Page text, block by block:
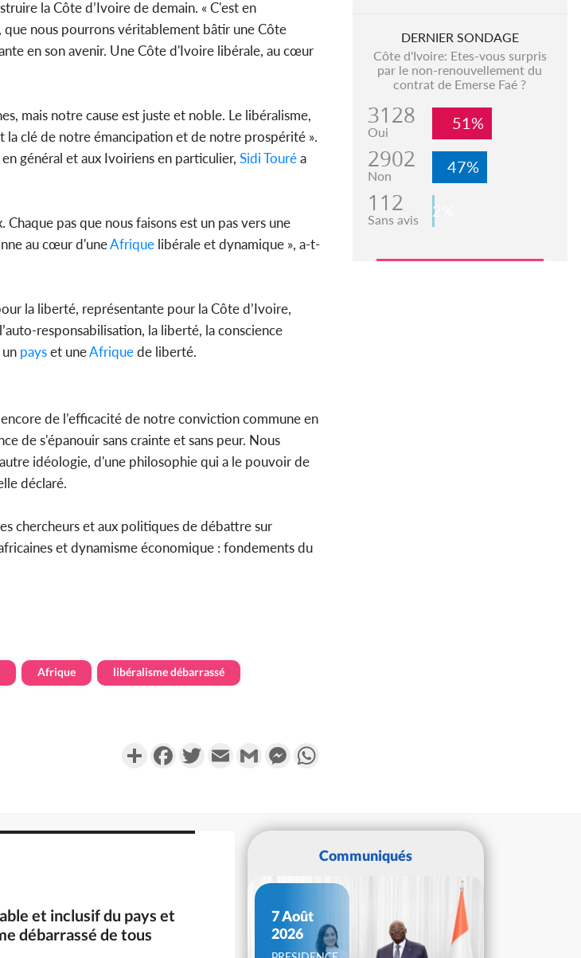
la Côte d’Ivoire de demain. « C'est en
nous pourrons véritablement bâtir une Côte
en son avenir. Une Côte d'Ivoire libérale, au cœur
mais notre cause est juste et noble. Le libéralisme,
la clé de notre émancipation et de notre prospérité ».
général et aux Ivoiriens en particulier, Sidi Touréa
pas que nous faisons est un pas vers une
au cœur d'uneAfrique libérale et dynamique », a-t-
la liberté, représentante pour la Côte d’Ivoire,
responsabilisation, la liberté, la conscience
payset uneAfriquede liberté.
de l’efficacité de notre conviction commune en
de s'épanouir sans crainte et sans peur. Nous
idéologie, d'une philosophie qui a le pouvoir de
déclaré.
chercheurs et aux politiques de débattre sur
et dynamisme économique : fondements du
Afrique libéralisme débarrassé
PartagerFacebookTwitterEmail Gmail Messenger
DERNIER SONDAGE
Côte d'Ivoire: Etes-vous surpris
par le non-renouvellement du
contrat de Emerse Faé ?
3128
Oui 51%
2902
Non 47%
112
Sans avis 2%
et inclusif du pays et
débarrassé de tous
Communiqués
7 Août
2026